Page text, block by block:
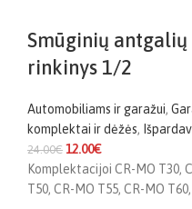
Smūginių
rinkinys 1/2
Automobiliams ir garažui,
komplektai ir dėžės,
24.00€ 12.00€
Komplektacijoi CR-MO T30,
T50, CR-MO T55, CR-MO